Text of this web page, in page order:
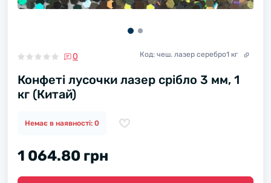
0 Код: чеш. лазер серебро1 кг
Конфеті лусочки лазер срібло 3 мм, 1
кг (Китай)
Немає в наявності: 0
1 064.80 грн